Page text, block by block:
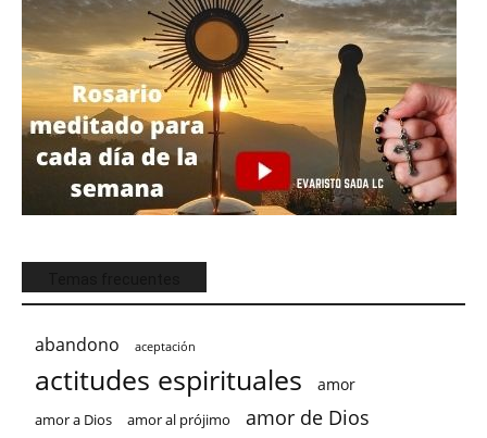
abandono aceptación
actitudes espirituales amor
amor a Dios amor al prójimo amor de Dios